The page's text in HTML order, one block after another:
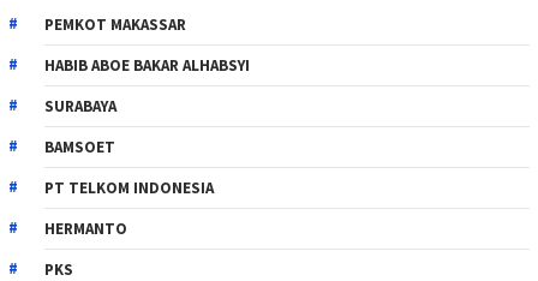
PEMKOT MAKASSAR
HABIB ABOE BAKAR ALHABSYI
SURABAYA
BAMSOET
PT TELKOM INDONESIA
HERMANTO
PKS